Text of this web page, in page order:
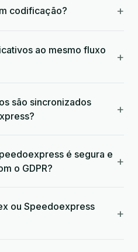
codificação? +
ao mesmo fluxo
+
são sincronizados
+
é segura e
o GDPR?
+
ou Speedoexpress
+